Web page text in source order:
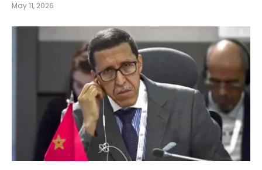
May 11, 2026